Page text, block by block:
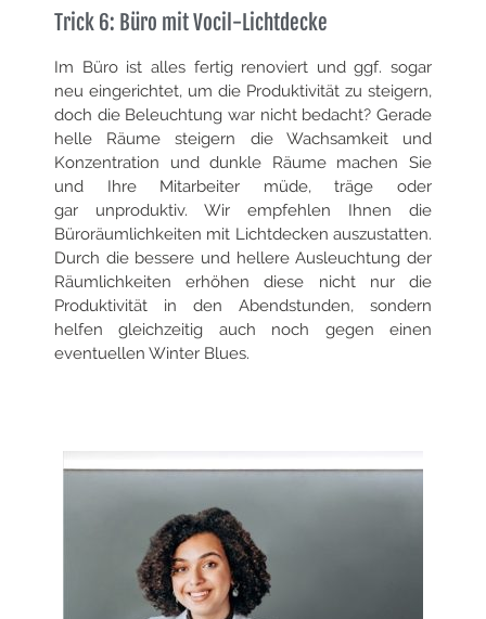
Trick 6: Büro mit Vocil-Lichtdecke
Im Büro ist alles fertig renoviert und ggf. sogar
neu eingerichtet, um die Produktivität zu steigern,
doch die Beleuchtung war nicht bedacht? Gerade
helle Räume steigern die Wachsamkeit und
Konzentration und dunkle Räume machen Sie
und Ihre Mitarbeiter müde, träge oder
gar unproduktiv. Wir empfehlen Ihnen die
Büroräumlichkeiten mit Lichtdecken auszustatten.
Durch die bessere und hellere Ausleuchtung der
Räumlichkeitenerhöhen diese nicht nur die
Produktivität in den Abendstunden, sondern
helfen gleichzeitig auch noch gegen einen
eventuellen Winter Blues.